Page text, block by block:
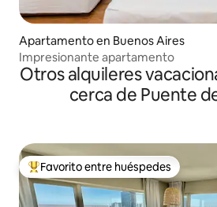
Apartamento en Buenos Aires
Impresionante apartamento
Otros alquileres
cerca de Puente
Favorito entre huéspedes preferido
Favorito entre huéspedes